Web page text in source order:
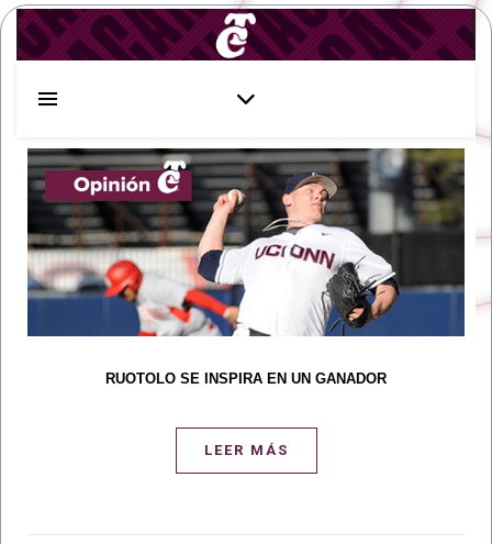
RUOTOLO SE INSPIRA EN UN GANADOR
LEER MÁS